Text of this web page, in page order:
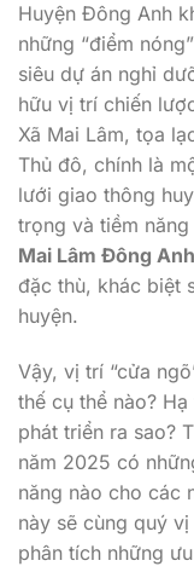
Huyện Đông Anh
những “điểm
siêu dự án nghỉ
hữu vị trí chiến
Xã Mai Lâm, tọa
Thủ đô, chính là
lưới giao thông
trọng và tiềm
Mai Lâm Đông Anh
đặc thù, khác biệt
huyện.
Vậy, vị trí “cửa
thế cụ thể nào?
phát triển ra sao?
năm 2025 có
năng nào cho các
này sẽ cùng quý
phân tích những